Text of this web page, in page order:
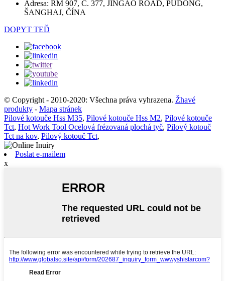
Adresa: RM 907, Č. 377, JINGAO ROAD, PUDONG,
ŠANGHAJ, ČÍNA
DOPYT TEĎ
© Copyright - 2010-2020: Všechna práva vyhrazena. Žhavé
produkty - Mapa stránek
Pilové kotouče Hss M35, Pilové kotouče Hss M2, Pilové kotouče
Tct, Hot Work Tool Ocelová frézovaná plochá tyč, Pilový kotouč
Tct na kov, Pilový kotouč Tct,
Poslat e-mailem
x